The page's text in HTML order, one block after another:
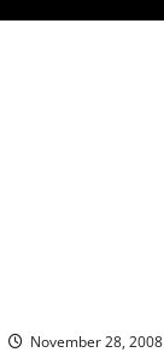
November 28, 2008